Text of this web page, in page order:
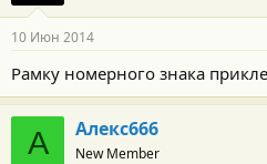
10 Июн 2014
Рамку номерного знака
А Алекс666
New Member